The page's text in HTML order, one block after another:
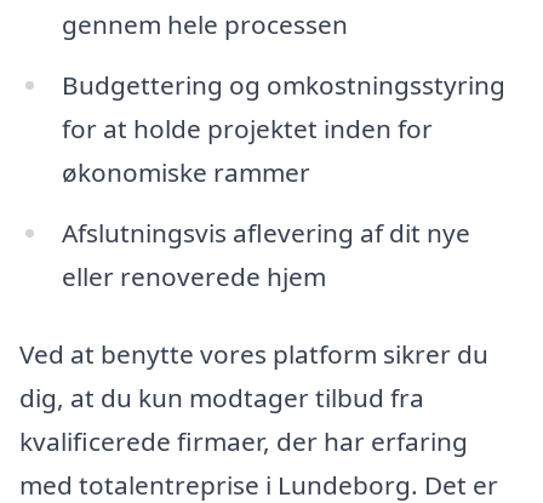
gennem hele processen
Budgettering og omkostningsstyring
for at holde projektet inden for
økonomiske rammer
Afslutningsvis aflevering af dit nye
eller renoverede hjem
Ved at benytte vores platform sikrer du
dig, at du kun modtager tilbud fra
kvalificerede firmaer, der har erfaring
med totalentreprise i Lundeborg. Det er